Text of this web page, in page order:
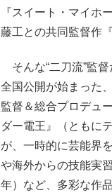
『スイート・マイホ
藤工との共同監督作
そんな“二刀流”監
全国公開が始まった
監督＆総合プロデュ
ダー電王』（ともに
が、一時的に芸能界
や海外からの技能実
年）など、多彩な作